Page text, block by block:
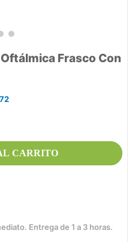
Frasco Con
CARRITO
Entrega de 1 a 3 horas.